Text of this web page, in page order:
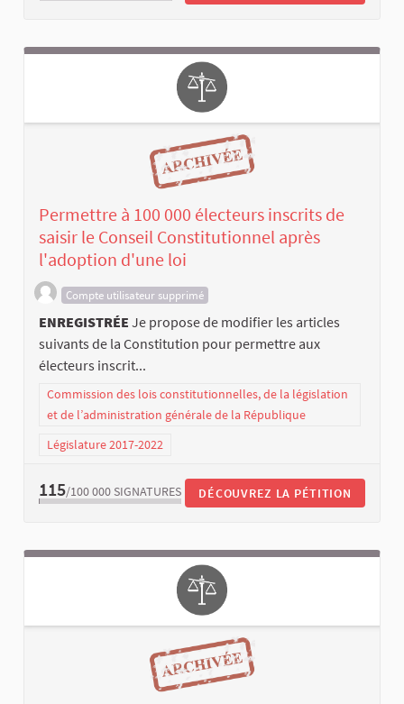
Permettre à 100 000 électeurs inscrits de
saisir le Conseil Constitutionnel après
l'adoption d'une loi
Compte utilisateur supprimé
ENREGISTRÉE Je propose de modifier les articles
suivants de la Constitution pour permettre aux
électeurs inscrit...
Commission des lois constitutionnelles, de la législation
et de l’administration générale de la République
Législature 2017-2022
115/100 000 SIGNATURES DÉCOUVREZ LA PÉTITION